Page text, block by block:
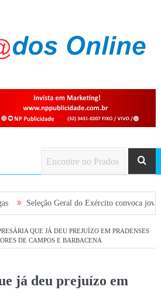
Geral do Exército convoca jovens
QUE JÁ DEU PREJUÍZO EM PRADENSES
DE CAMPOS E BARBACENA
já deu prejuízo em